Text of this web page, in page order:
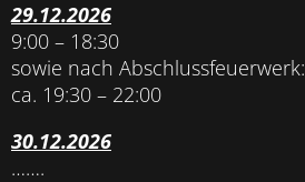
29.12.2026
9:00 – 18:30
sowie nach Abschlussfeuerwerk:
ca. 19:30 – 22:00
30.12.2026
…….